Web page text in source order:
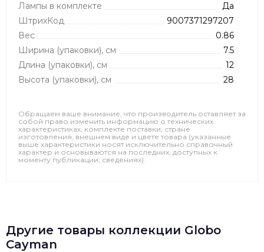
Лампы в комплекте
Да
ШтрихКод
9007371297207
Вес
0.86
Ширина (упаковки), см
7.5
Длина (упаковки), см
12
Высота (упаковки), см
28
Обращаем ваше внимание, что производитель оставляет за
собой право изменить информацию о технических
характеристиках, комплекте поставки, стране
изготовления, внешнем виде и цвете товара (указанные
выше характеристики носят исключительно справочный
характер и основываются на последних, доступных к
моменту публикации, сведениях).
Другие товары коллекции Globo
Cayman